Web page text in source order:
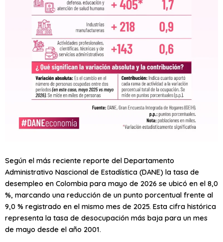
Según el más reciente reporte del Departamento
Administrativo Nascional de Estadística (DANE) la tasa de
desempleo en Colombia para mayo de 2026 se ubicó en el 8,0
%, marcando una reducción de un punto porcentual frente al
9,0 % registrado en el mismo mes de 2025. Esta cifra histórica
representa la tasa de desocupación más baja para un mes
de mayo desde el año 2001.